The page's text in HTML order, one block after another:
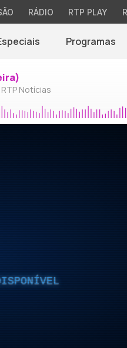
RÁDIO RTP PLAY
Programas
Notícias